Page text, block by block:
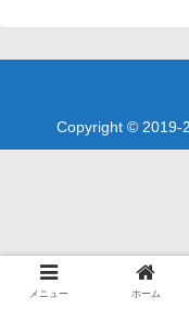
Copyright © 2019-
メニュー ホーム